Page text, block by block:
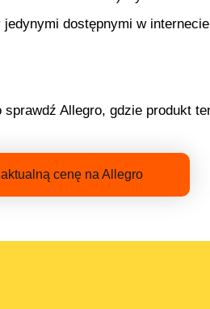
dostępnymi w
sprawdź Allegro, gdzie produkt
cenę na Allegro